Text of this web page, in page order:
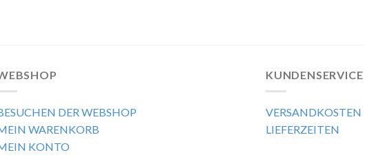
DER WEBSHOP
WARENKORB
KONTO
KUNDENSERVICE
VERSANDKOSTEN
LIEFERZEITEN